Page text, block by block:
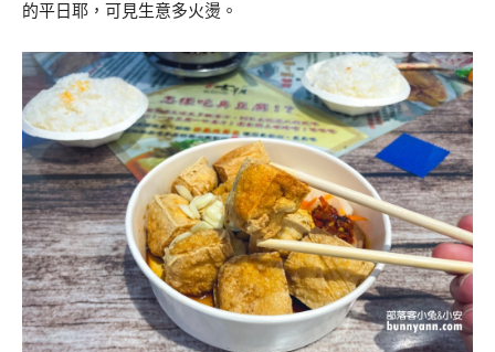
的平日耶，可見生意多火燙。